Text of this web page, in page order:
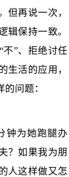
但再说一次，
辑保持一致。
”、拒绝讨任
生活的应用，
问题：
钟为她跑腿办
？如果我为朋
人这样做又怎